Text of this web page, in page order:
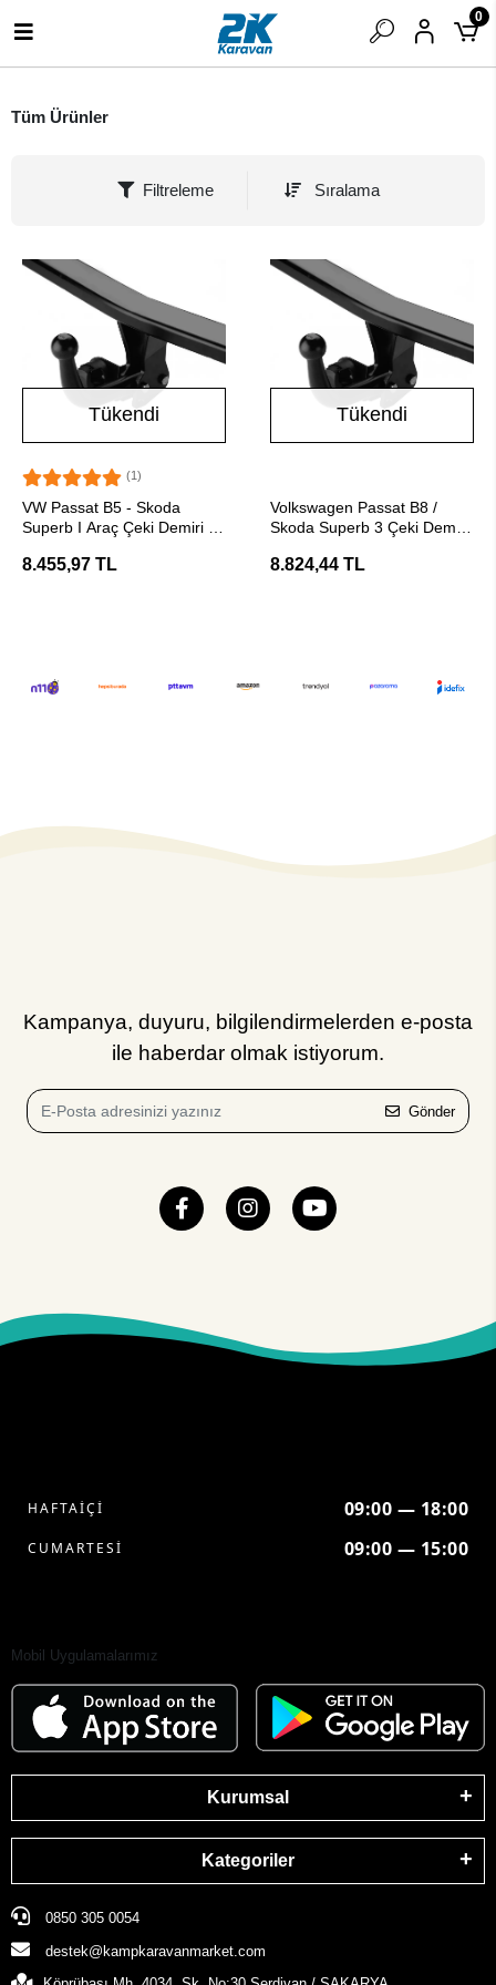
0
Tüm Ürünler
Filtreleme Sıralama
Tükendi
(1)
VW Passat B5 - Skoda
Superb I Araç Çeki Demiri -
8.455,97 TL
Tükendi
Volkswagen Passat B8 /
Skoda Superb 3 Çeki Demiri
8.824,44 TL
Kampanya, duyuru, bilgilendirmelerden e-posta
ile haberdar olmak istiyorum.
Gönder
HAFTAİÇİ 09:00 — 18:00
CUMARTESİ 09:00 — 15:00
Mobil Uygulamalarımız
Kurumsal
Kategoriler
0850 305 0054
destek@kampkaravanmarket.com